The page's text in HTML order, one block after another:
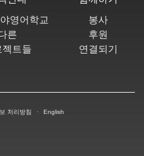
영어학교
른
젝트들
봉사
후원
연결되기
처리방침 · English